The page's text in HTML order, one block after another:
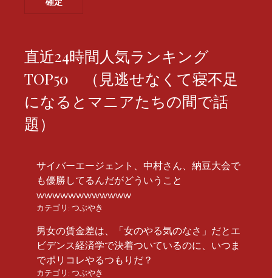
直近24時間人気ランキング
TOP50 （見逃せなくて寝不足
になるとマニアたちの間で話
題）
サイバーエージェント、中村さん、納豆大会で
も優勝してるんだがどういうこと
wwwwwwwwwwww
カテゴリ: つぶやき
男女の賃金差は、「女のやる気のなさ」だとエ
ビデンス経済学で決着ついているのに、いつま
でポリコレやるつもりだ？
カテゴリ: つぶやき